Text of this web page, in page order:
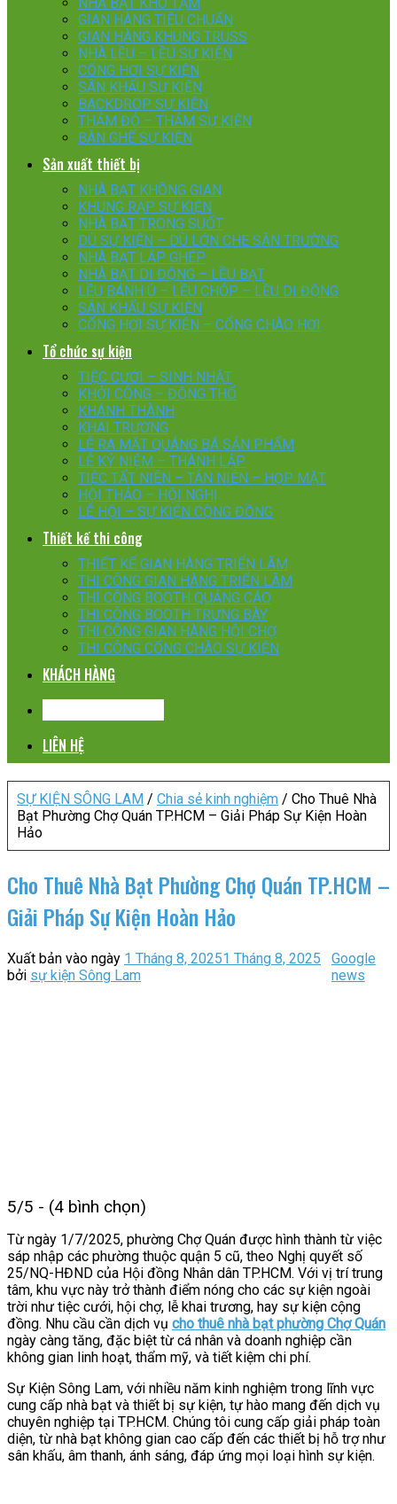
GIAN HÀNG TIÊU CHUẨN
GIAN HÀNG KHUNG TRUSS
NHÀ LỀU – LỀU SỰ KIỆN
CỔNG HƠI SỰ KIỆN
SÂN KHẤU SỰ KIỆN
BACKDROP SỰ KIỆN
THẢM ĐỎ – THẢM SỰ KIỆN
BÀN GHẾ SỰ KIỆN
Sản xuất thiết bị
NHÀ BẠT KHÔNG GIAN
KHUNG RẠP SỰ KIỆN
NHÀ BẠT TRONG SUỐT
DÙ SỰ KIỆN – DÙ LỚN CHE SÂN TRƯỜNG
NHÀ BẠT LẮP GHÉP
NHÀ BẠT DI ĐỘNG – LỀU BẠT
LỀU BÁNH Ú – LỀU CHÓP – LỀU DI ĐỘNG
SÂN KHẤU SỰ KIỆN
CỔNG HƠI SỰ KIỆN – CỔNG CHÀO HƠI
Tổ chức sự kiện
TIỆC CƯỚI – SINH NHẬT
KHỞI CÔNG – ĐỘNG THỔ
KHÁNH THÀNH
KHAI TRƯƠNG
LỄ RA MẮT QUÁNG BÁ SẢN PHẨM
LỄ KỶ NIỆM – THÀNH LẬP
TIỆC TẤT NIÊN – TÂN NIÊN – HỌP MẶT
HỘI THẢO – HỘI NGHỊ
LỄ HỘI – SỰ KIỆN CỘNG ĐỒNG
Thiết kế thi công
THIẾT KẾ GIAN HÀNG TRIỂN LÃM
THI CÔNG GIAN HÀNG TRIỂN LÃM
THI CÔNG BOOTH QUẢNG CÁO
THI CÔNG BOOTH TRƯNG BÀY
THI CÔNG GIAN HÀNG HỘI CHỢ
THI CÔNG CỔNG CHÀO SỰ KIỆN
KHÁCH HÀNG
LIÊN HỆ
SỰ KIỆN SÔNG LAM / Chia sẻ kinh nghiệm / Cho Thuê Nhà
Bạt Phường Chợ Quán TP.HCM – Giải Pháp Sự Kiện Hoàn
Hảo
Cho Thuê Nhà Bạt Phường Chợ Quán TP.HCM –
Giải Pháp Sự Kiện Hoàn Hảo
Xuất bản vào ngày 1 Tháng 8, 20251 Tháng 8, 2025
bởi sự kiện Sông Lam
Google
news
5/5 - (4 bình chọn)
Từ ngày 1/7/2025, phường Chợ Quán được hình thành từ việc
sáp nhập các phường thuộc quận 5 cũ, theo Nghị quyết số
25/NQ-HĐND của Hội đồng Nhân dân TP.HCM. Với vị trí trung
tâm, khu vực này trở thành điểm nóng cho các sự kiện ngoài
trời như tiệc cưới, hội chợ, lễ khai trương, hay sự kiện cộng
đồng. Nhu cầu cần dịch vụ cho thuê nhà bạt phường Chợ Quán
ngày càng tăng, đặc biệt từ cá nhân và doanh nghiệp cần
không gian linh hoạt, thẩm mỹ, và tiết kiệm chi phí.
Sự Kiện Sông Lam, với nhiều năm kinh nghiệm trong lĩnh vực
cung cấp nhà bạt và thiết bị sự kiện, tự hào mang đến dịch vụ
chuyên nghiệp tại TP.HCM. Chúng tôi cung cấp giải pháp toàn
diện, từ nhà bạt không gian cao cấp đến các thiết bị hỗ trợ như
sân khấu, âm thanh, ánh sáng, đáp ứng mọi loại hình sự kiện.